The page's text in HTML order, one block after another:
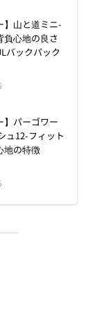
】山と道ミニ-
負心地の良さ
バックパック
】パーゴワー
ュ12-フィット
地の特徴